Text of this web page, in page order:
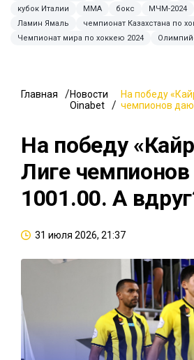
кубок Италии
ММА бокс МЧМ-2024
Ламин Ямаль
чемпионат Казахстана по
Чемпионат мира по хоккею 2024
Главная
Новости
Oinabet
На победу
чемпионов
На победу
Лиге
1001.00. А
31 июля 2026, 21:37